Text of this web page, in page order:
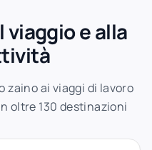
viaggio e alla
zaino ai viaggi di lavoro
oltre 130 destinazioni